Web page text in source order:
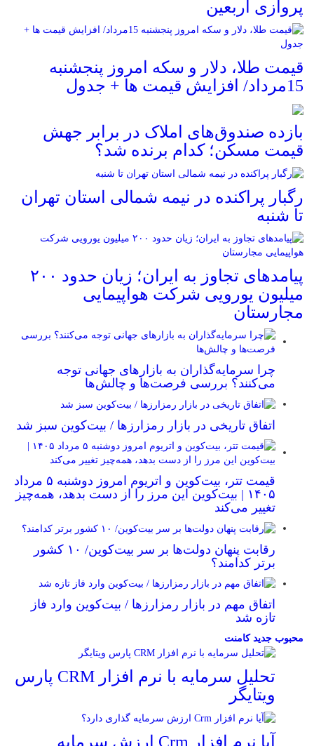
پروازی اربعین
قیمت طلا، دلار و سکه امروز پنجشنبه
15مرداد/ افزایش قیمت ها + جدول
بازده صندوق‌های املاک در برابر جهش
قیمت مسکن؛ کدام برنده شد؟
رگبار پراکنده در نیمه شمالی استان تهران
تا شنبه
پیامدهای تجاوز به ایران؛ زیان حدود ۲۰۰
میلیون یورویی شرکت هواپیمایی
مجارستان
چرا سرمایه‌گذاران به بازارهای جهانی توجه
می‌کنند؟ بررسی فرصت‌ها و چالش‌ها
اتفاق تاریخی در بازار رمزارزها / بیت‌کوین سبز شد
قیمت تتر، بیت‌کوین و اتریوم امروز دوشنبه ۵ مرداد
۱۴۰۵ | بیت‌کوین این مرز را از دست بدهد، همه‌چیز
تغییر می‌کند
رقابت پنهان دولت‌ها بر سر بیت‌کوین/ ۱۰ کشور
برتر کدامند؟
اتفاق مهم در بازار رمزارزها / بیت‌کوین وارد فاز
تازه شد
محبوب جدیدکامنت
تحلیل سرمایه با نرم افزار CRM پارس
ویتایگر
آیا نرم افزار Crm ارزش سرمایه